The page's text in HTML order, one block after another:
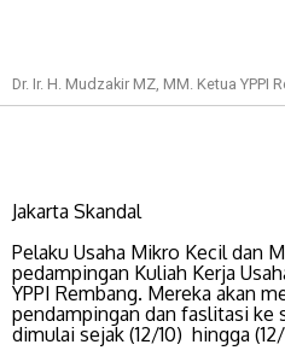
Dr. Ir. H. Mudzakir MZ, MM. Ketua YPPI
Jakarta Skandal
Pelaku Usaha Mikro Kecil dan
pedampingan Kuliah Kerja
YPPI Rembang. Mereka akan
pendampingan dan faslitasi ke
dimulai sejak (12/10) hingga (12/